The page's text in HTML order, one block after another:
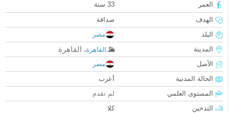
العمر
33 سنة
الهدف
صداقة
البلد
مصر
المدينة
القاهرة، القاهرة
الأصل
مصر
الحالة المدنية
أعزب
المستوى العلمي
لم تقدم
التدخين
كلا